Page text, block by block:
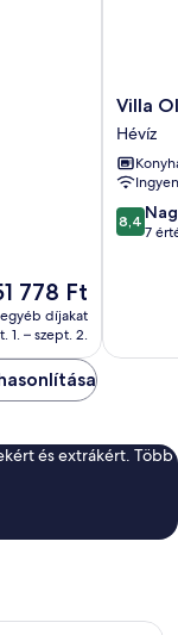
778 Ft
778 Ft
díjakat
1. – szept. 2.
Villa
Oliver
Hévíz
1
Hévíz
Villa
Hévíz
8.4
8,4
7
és extrákért. Több